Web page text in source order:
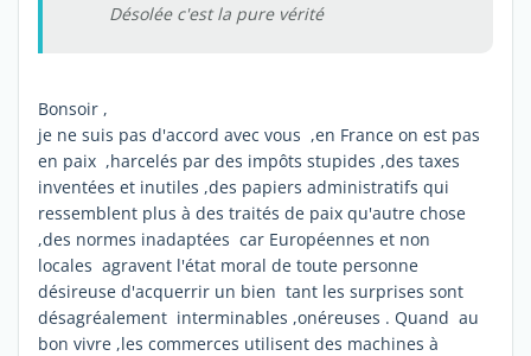
Désolée c'est la pure vérité
Bonsoir ,
je ne suis pas d'accord avec vous ,en France on est pas
en paix ,harcelés par des impôts stupides ,des taxes
inventées et inutiles ,des papiers administratifs qui
ressemblent plus à des traités de paix qu'autre chose
,des normes inadaptées car Européennes et non
locales agravent l'état moral de toute personne
désireuse d'acquerrir un bien tant les surprises sont
désagréalement interminables ,onéreuses . Quand au
bon vivre ,les commerces utilisent des machines à